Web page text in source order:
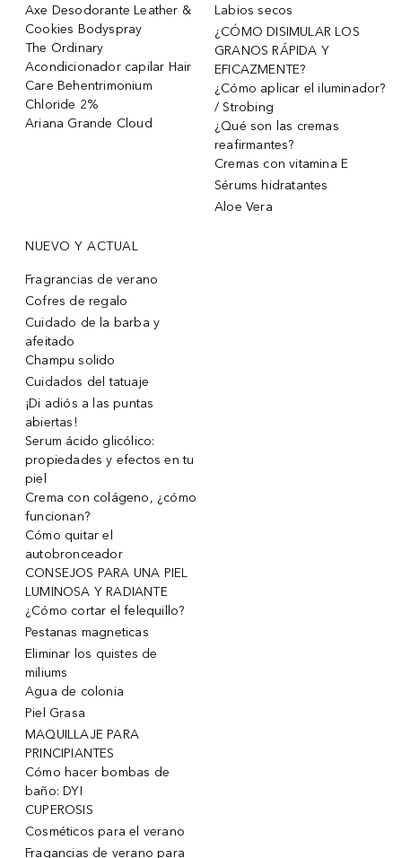
Axe Desodorante Leather &
Cookies Bodyspray
The Ordinary
Acondicionador capilar Hair
Care Behentrimonium
Chloride 2%
Ariana Grande Cloud
Labios secos
¿CÓMO DISIMULAR LOS
GRANOS RÁPIDA Y
EFICAZMENTE?
¿Cómo aplicar el iluminador?
/ Strobing
¿Qué son las cremas
reafirmantes?
Cremas con vitamina E
Sérums hidratantes
Aloe Vera
NUEVO Y ACTUAL
Fragrancias de verano
Cofres de regalo
Cuidado de la barba y
afeitado
Champu solido
Cuidados del tatuaje
¡Di adiós a las puntas
abiertas!
Serum ácido glicólico:
propiedades y efectos en tu
piel
Crema con colágeno, ¿cómo
funcionan?
Cómo quitar el
autobronceador
CONSEJOS PARA UNA PIEL
LUMINOSA Y RADIANTE
¿Cómo cortar el felequillo?
Pestanas magneticas
Eliminar los quistes de
miliums
Agua de colonia
Piel Grasa
MAQUILLAJE PARA
PRINCIPIANTES
Cómo hacer bombas de
baño: DYI
CUPEROSIS
Cosméticos para el verano
Fragancias de verano para